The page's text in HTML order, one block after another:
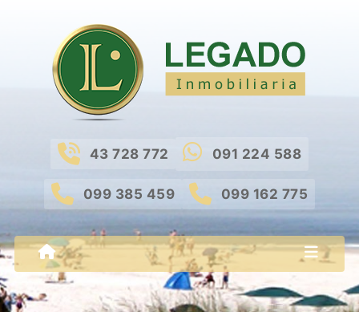
43 728 772 091 224 588
099 385 459 099 162 775